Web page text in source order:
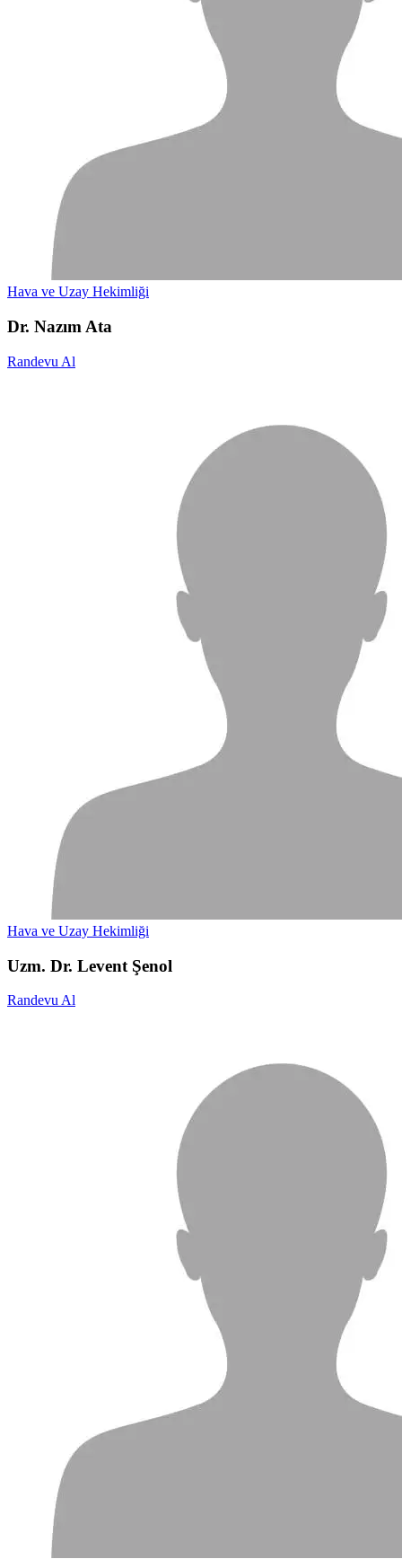
Hava ve Uzay Hekimliği
Dr. Nazım Ata
Randevu Al
Hava ve Uzay Hekimliği
Uzm. Dr. Levent Şenol
Randevu Al